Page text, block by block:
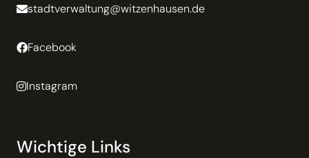
stadtverwaltung@witzenhausen.de
Facebook
Instagram
Wichtige Links